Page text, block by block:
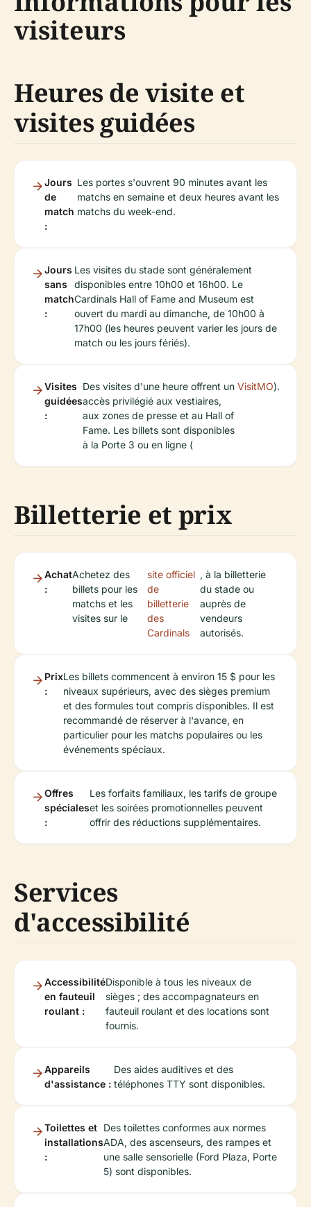
visiteurs
Heures de visite et
visites guidées
Jours
de
match
:
Les portes s'ouvrent 90 minutes avant les
matchs en semaine et deux heures avant les
matchs du week-end.
Jours
sans
match
:
Les visites du stade sont généralement
disponibles entre 10h00 et 16h00. Le
Cardinals Hall of Fame and Museum est
ouvert du mardi au dimanche, de 10h00 à
17h00 (les heures peuvent varier les jours de
match ou les jours fériés).
Visites
guidées
:
Des visites d'une heure offrent un
accès privilégié aux vestiaires,
aux zones de presse et au Hall of
Fame. Les billets sont disponibles
à la Porte 3 ou en ligne (
VisitMO).
Billetterie et prix
Achat
:
Achetez des
billets pour les
matchs et les
visites sur le
site officiel
de
billetterie
des
Cardinals
, à la billetterie
du stade ou
auprès de
vendeurs
autorisés.
Prix
:
Les billets commencent à environ 15 $ pour les
niveaux supérieurs, avec des sièges premium
et des formules tout compris disponibles. Il est
recommandé de réserver à l'avance, en
particulier pour les matchs populaires ou les
événements spéciaux.
Offres
spéciales
:
Les forfaits familiaux, les tarifs de groupe
et les soirées promotionnelles peuvent
offrir des réductions supplémentaires.
Services
d'accessibilité
Accessibilité
en fauteuil
roulant :
Disponible à tous les niveaux de
sièges ; des accompagnateurs en
fauteuil roulant et des locations sont
fournis.
Appareils
d'assistance :
Des aides auditives et des
téléphones TTY sont disponibles.
Toilettes et
installations
:
Des toilettes conformes aux normes
ADA, des ascenseurs, des rampes et
une salle sensorielle (Ford Plaza, Porte
5) sont disponibles.